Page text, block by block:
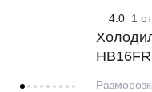
4.0 1